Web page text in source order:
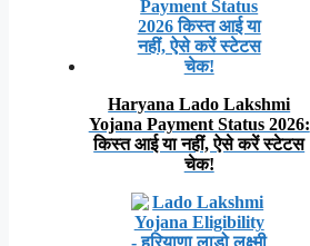
Haryana Lado Lakshmi
Yojana Payment Status 2026:
किस्त आई या नहीं, ऐसे करें स्टेटस
चेक!